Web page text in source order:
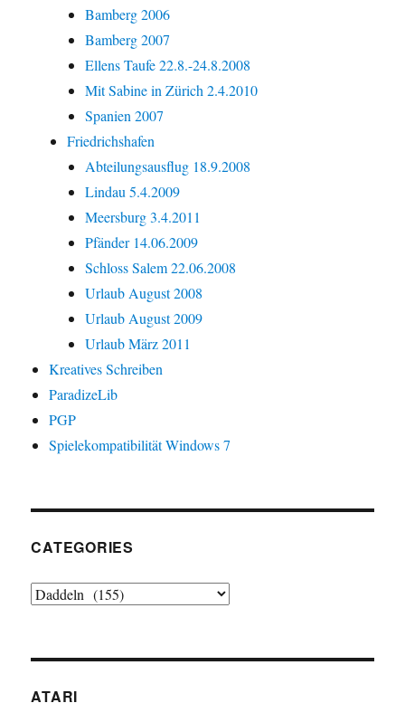
Bamberg 2006
Bamberg 2007
Ellens Taufe 22.8.-24.8.2008
Mit Sabine in Zürich 2.4.2010
Spanien 2007
Friedrichshafen
Abteilungsausflug 18.9.2008
Lindau 5.4.2009
Meersburg 3.4.2011
Pfänder 14.06.2009
Schloss Salem 22.06.2008
Urlaub August 2008
Urlaub August 2009
Urlaub März 2011
Kreatives Schreiben
ParadizeLib
PGP
Spielekompatibilität Windows 7
CATEGORIES
Categories
ATARI